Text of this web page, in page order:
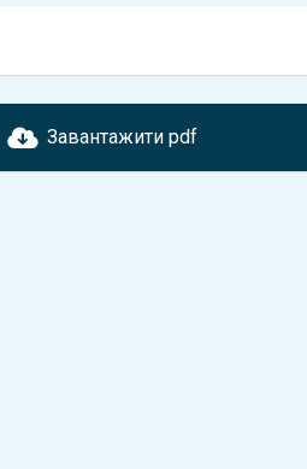
з характеристиками
якщо рік випуску або
Завантажити pdf